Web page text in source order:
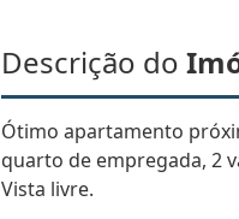
Descrição do
Ótimo apartamento
quarto de empregada, 2
Vista livre.